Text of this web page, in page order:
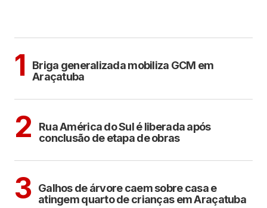
1
Briga generalizada mobiliza GCM em
Araçatuba
2
Rua América do Sul é liberada após
conclusão de etapa de obras
3 Galhos de árvore caem sobre casa e
atingem quarto de crianças em Araçatuba